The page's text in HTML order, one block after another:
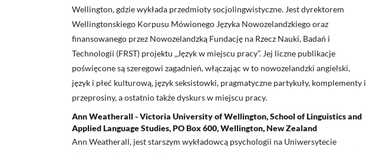
Wellington, gdzie wykłada przedmioty socjolingwistyczne. Jest dyrektorem
Wellingtonskiego Korpusu Mówionego Języka Nowozelandzkiego oraz
finansowanego przez Nowozelandzką Fundację na Rzecz Nauki, Badań i
Technologii (FRST) projektu „Język w miejscu pracy”. Jej liczne publikacje
poświęcone są szeregowi zagadnień, włączając w to nowozelandzki angielski,
język i płeć kulturową, język seksistowki, pragmatyczne partykuły, komplementy i
przeprosiny, a ostatnio także dyskurs w miejscu pracy.
Ann Weatherall - Victoria University of Wellington, School of Linguistics and
Applied Language Studies, PO Box 600, Wellington, New Zealand
Ann Weatherall, jest starszym wykładowcą psychologii na Uniwersytecie